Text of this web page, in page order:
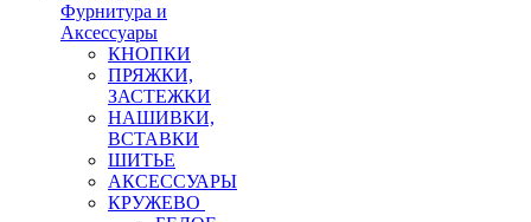
Фурнитура и
Аксессуары
КНОПКИ
ПРЯЖКИ,
ЗАСТЕЖКИ
НАШИВКИ,
ВСТАВКИ
ШИТЬЕ
АКСЕССУАРЫ
КРУЖЕВО